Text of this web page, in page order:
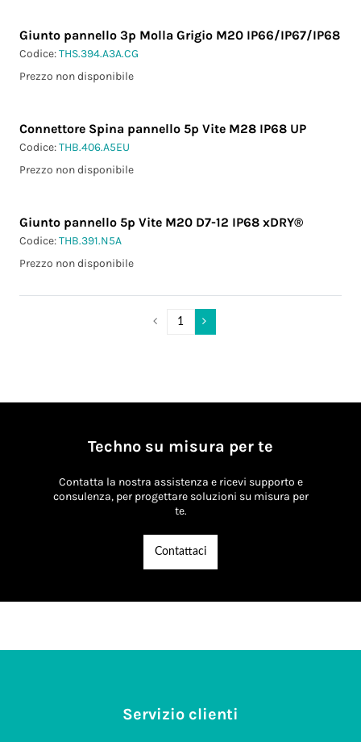
Giunto pannello 3p Molla Grigio M20 IP66/IP67/IP68
Codice:THS.394.A3A.CG
Prezzo non disponibile
Connettore Spina pannello 5p Vite M28 IP68 UP
Codice:THB.406.A5EU
Prezzo non disponibile
Giunto pannello 5p Vite M20 D7-12 IP68 xDRY®
Codice:THB.391.N5A
Prezzo non disponibile
Techno su misura per te
Contatta la nostra assistenza e ricevi supporto e
consulenza, per progettare soluzioni su misura per
te.
Contattaci
Servizio clienti